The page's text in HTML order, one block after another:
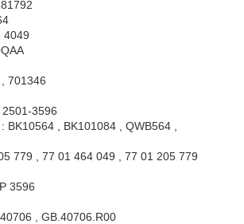
4049
701346
3596
BK10564 , BK101084 , QWB564 ,
779 , 77 01 464 049 , 77 01 205 779
3596
, GB.40706.R00